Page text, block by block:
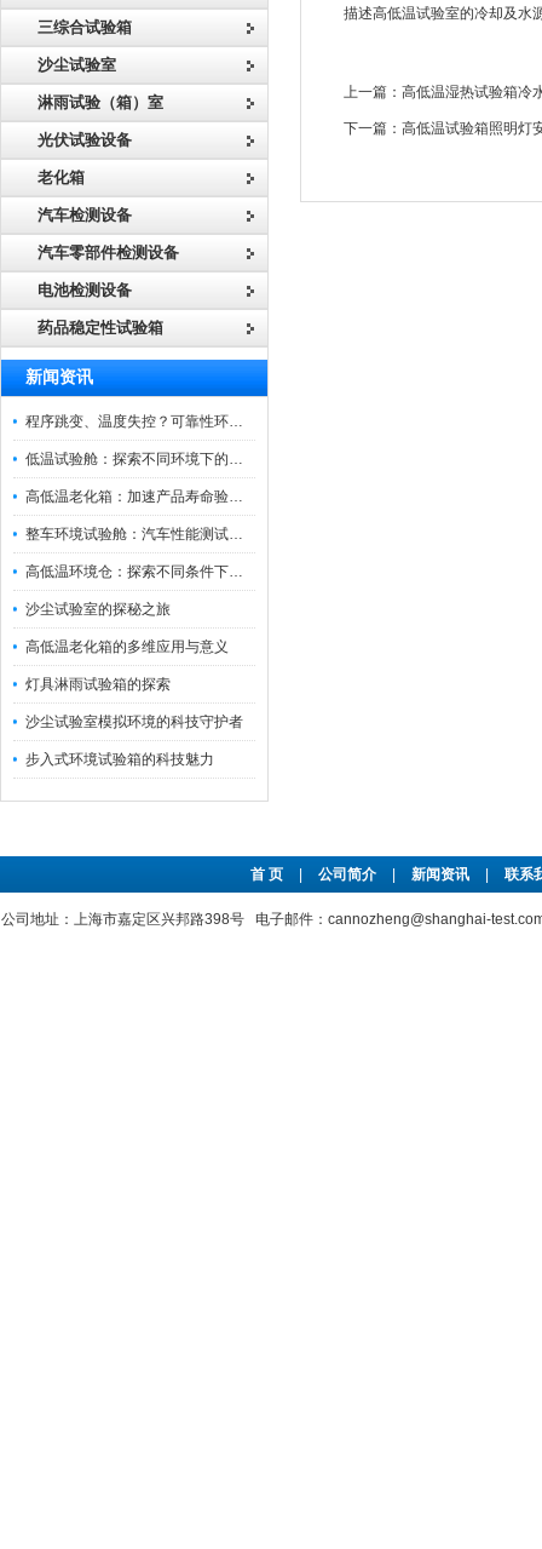
三综合试验箱
沙尘试验室
淋雨试验（箱）室
光伏试验设备
老化箱
汽车检测设备
汽车零部件检测设备
电池检测设备
药品稳定性试验箱
新闻资讯
程序跳变、温度失控？可靠性环境试验箱控制系统故障处理
低温试验舱：探索不同环境下的科技边界
高低温老化箱：加速产品寿命验证的可靠伙伴
整车环境试验舱：汽车性能测试的设备
高低温环境仓：探索不同条件下的科学奥秘
沙尘试验室的探秘之旅
高低温老化箱的多维应用与意义
灯具淋雨试验箱的探索
沙尘试验室模拟环境的科技守护者
步入式环境试验箱的科技魅力
描述高低温试验室的冷却及水
上一篇： 高低温湿热试验箱冷
下一篇： 高低温试验箱照明灯
首 页 公司简介 新闻资讯 联系
公司地址：上海市嘉定区兴邦路398号 电子邮件：cannozheng@shanghai-